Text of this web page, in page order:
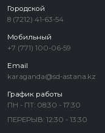
Городской
8 (7212) 41-63-54
Мобильный
+7 (771) 100-06-59
Email
karaganda@sd-astana.kz
График работы
ПН - ПТ: 08:30 - 17:30
ПЕРЕРЫВ: 12:30 - 13:30